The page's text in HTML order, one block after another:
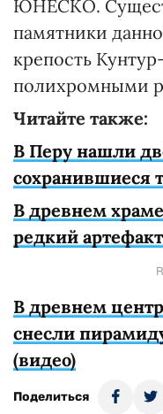
ЮНЕСКО.
памятники
крепость
полихромными
Читайте также:
В Перу нашли
сохранившиеся
В древнем
редкий
В древнем
снесли
(видео)
Поделиться